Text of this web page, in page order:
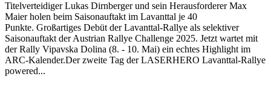
Titelverteidiger Lukas Dirnberger und sein Herausforderer Max
Maier holen beim Saisonauftakt im Lavanttal je 40
Punkte. Großartiges Debüt der Lavanttal-Rallye als selektiver
Saisonauftakt der Austrian Rallye Challenge 2025. Jetzt wartet mit
der Rally Vipavska Dolina (8. - 10. Mai) ein echtes Highlight im
ARC-Kalender.Der zweite Tag der LASERHERO Lavanttal-Rallye
powered...